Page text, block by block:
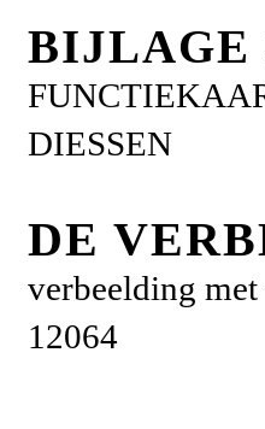
BIJLAGE
DIESSEN
DE
verbeelding
12064